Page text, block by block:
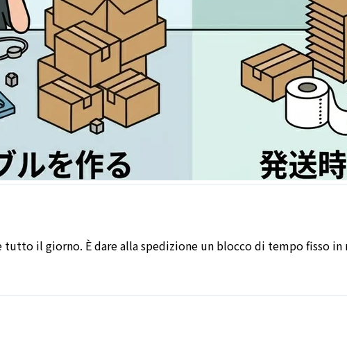
il giorno. È dare alla spedizione un blocco di tempo fisso